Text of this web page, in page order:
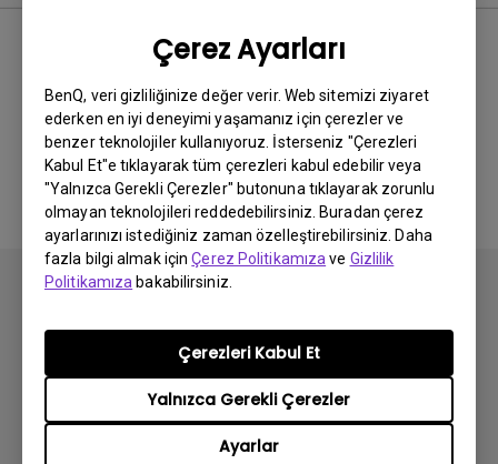
Çerez Ayarları
BenQ, veri gizliliğinize değer verir. Web sitemizi ziyaret
ederken en iyi deneyimi yaşamanız için çerezler ve
benzer teknolojiler kullanıyoruz. İsterseniz "Çerezleri
Kabul Et"e tıklayarak tüm çerezleri kabul edebilir veya
"Yalnızca Gerekli Çerezler" butonuna tıklayarak zorunlu
olmayan teknolojileri reddedebilirsiniz. Buradan çerez
ayarlarınızı istediğiniz zaman özelleştirebilirsiniz. Daha
fazla bilgi almak içinÇerez Politikamıza ve Gizlilik
Politikamıza bakabilirsiniz.
Ayarlar
Yalnızca Gerekli Çerezler
Çerezleri Kabul Et
İlgili video yok
Abone olun